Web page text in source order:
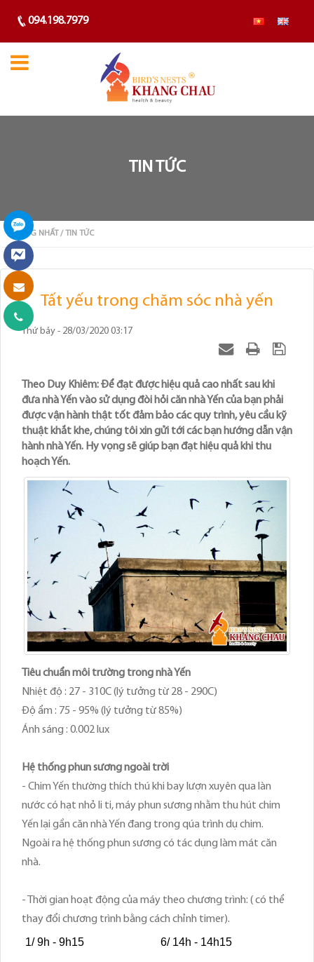
094.198.7979
TIN TỨC
TRANG NHẤT / TIN TỨC
Tất yếu trong chăm sóc nhà yến
Thứ bảy - 28/03/2020 03:17
Theo Duy Khiêm: Để đạt được hiệu quả cao nhất sau khi
đưa nhà Yến vào sử dụng đòi hỏi căn nhà Yến của bạn phải
được vận hành thật tốt đảm bảo các quy trình, yêu cầu kỹ
thuật khắt khe, chúng tôi xin gửi tới các bạn hướng dẫn vận
hành nhà Yến. Hy vọng sẽ giúp bạn đạt hiệu quả khi thu
hoạch Yến.
Tiêu chuẩn môi trường trong nhà Yến
Nhiệt độ : 27 - 310C (lý tưởng từ 28 - 290C)
Độ ẩm : 75 - 95% (lý tưởng từ 85%)
Ánh sáng : 0.002 lux
Hệ thống phun sương ngoài trời
- Chim Yến thường thích thú khi bay lượn xuyên qua làn
nước có hạt nhỏ li ti, máy phun sương nhằm thu hút chim
Yến lại gần căn nhà Yến đang trong qúa trình dụ chim.
Ngoài ra hệ thống phun sương có tác dụng làm mát căn
nhà.
- Thời gian hoạt động của máy theo chương trình: ( có thể
thay đổi chương trình bằng cách chỉnh timer).
1/ 9h - 9h15 6/ 14h - 14h15